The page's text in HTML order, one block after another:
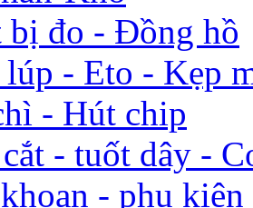
bị đo - Đồng hồ
- Eto - Kẹp
- Hút chip
- tuốt dây -
- phụ kiện